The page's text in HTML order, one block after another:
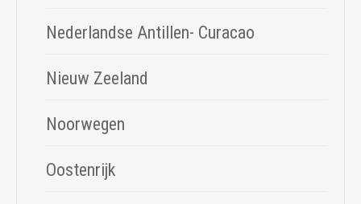
Nederlandse Antillen- Curacao
Nieuw Zeeland
Noorwegen
Oostenrijk